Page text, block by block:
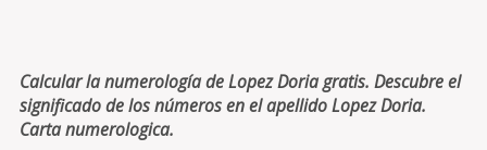
Calcular la numerología de Lopez Doria gratis. Descubre el
significado de los números en el apellido Lopez Doria.
Carta numerologica.